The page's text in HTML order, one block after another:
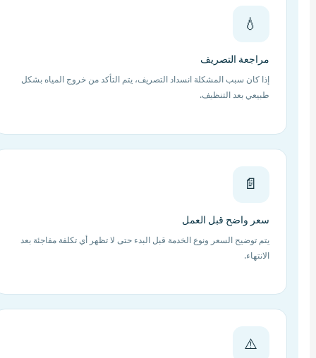
💧
مراجعة التصريف
إذا كان سبب المشكلة انسداد التصريف، يتم التأكد من خروج المياه بشكل
طبيعي بعد التنظيف.
📄
سعر واضح قبل العمل
يتم توضيح السعر ونوع الخدمة قبل البدء حتى لا تظهر أي تكلفة مفاجئة بعد
الانتهاء.
⚠️